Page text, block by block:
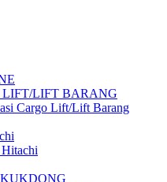
LIFT BARANG
Cargo Lift/Lift Barang